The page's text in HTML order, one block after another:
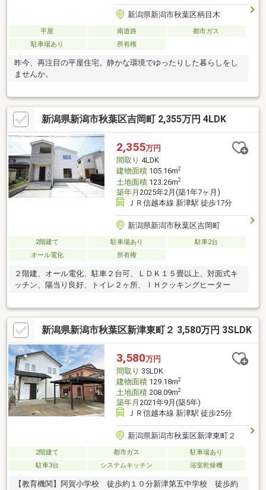
新潟県新潟市秋葉区柄目木
平屋 南道路
都市ガス
駐車場あり
所有権
昨今、再注目の平屋住宅。静かな環境でゆったりした暮らしをし
ませんか。
新潟県新潟市秋葉区吉岡町 2,355万円 4LDK
2,355万円
間取り 4LDK
建物面積105.16m2
土地面積123.26m2
築年月 2025年2月(築1年7ヶ月)
ＪＲ信越本線 新津駅 徒歩17分
新潟県新潟市秋葉区吉岡町
2階建て 駐車場あり
駐車2台
オール電化
所有権
２階建、オール電化、駐車２台可、ＬＤＫ１５畳以上、対面式キ
ッチン、陽当り良好、トイレ２ヶ所、ＩＨクッキングヒーター
新潟県新潟市秋葉区新津東町２ 3,580万円 3SLDK
3,580万円
間取り 3SLDK
建物面積129.18m2
土地面積208.09m2
築年月 2021年9月(築5年)
ＪＲ信越本線 新津駅 徒歩25分
新潟県新潟市秋葉区新津東町２
2階建て 都市ガス
駐車場あり
駐車3台
システムキッチン 浴室乾燥機
【教育機関】阿賀小学校 徒歩約１０分新津第五中学校 徒歩約